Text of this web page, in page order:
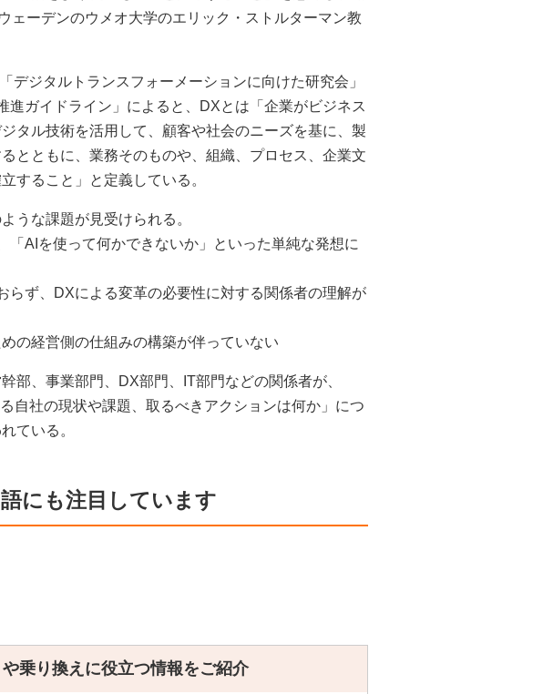
ェーデンのウメオ大学のエリック・ストルターマン教
デジタルトランスフォーメーションに向けた研究会」
進ガイドライン」によると、DXとは「企業がビジネス
タル技術を活用して、顧客や社会のニーズを基に、製
とともに、業務そのものや、組織、プロセス、企業文
すること」と定義している。
うな課題が見受けられる。
「AIを使って何かできないか」といった単純な発想に
らず、DXによる変革の必要性に対する関係者の理解が
の経営側の仕組みの構築が伴っていない
部、事業部門、DX部門、IT部門などの関係者が、
自社の現状や課題、取るべきアクションは何か」につ
ている。
にも注目しています
乗り換えに役立つ情報をご紹介